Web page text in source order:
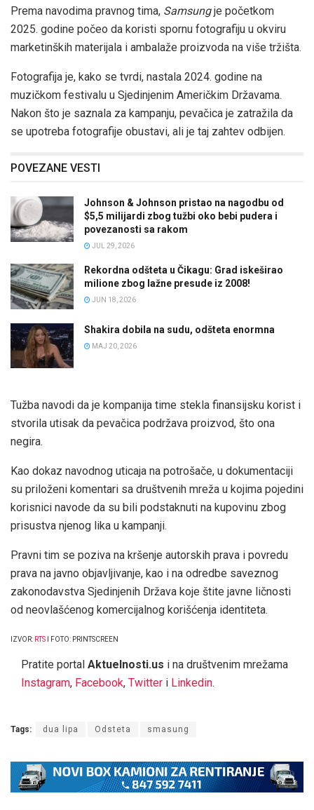
Prema navodima pravnog tima, Samsungje početkom
2025. godine počeo da koristi spornu fotografiju u okviru
marketinških materijala i ambalaže proizvoda na više tržišta.
Fotografija je, kako se tvrdi, nastala 2024. godine na
muzičkom festivalu u Sjedinjenim Američkim Državama.
Nakon što je saznala za kampanju, pevačica je zatražila da
se upotreba fotografije obustavi, ali je taj zahtev odbijen.
POVEZANE VESTI
Johnson & Johnson pristao na nagodbu od
$5,5 milijardi zbog tužbi oko bebi pudera i
povezanosti sa rakom
JUL 29, 2026
Rekordna odšteta u Čikagu: Grad iskeširao
milione zbog lažne presude iz 2008!
JUN 18, 2026
Shakira dobila na sudu, odšteta enormna
MAJ 20, 2026
Tužba navodi da je kompanija time stekla finansijsku korist i
stvorila utisak da pevačica podržava proizvod, što ona
negira.
Kao dokaz navodnog uticaja na potrošače, u dokumentaciji
su priloženi komentari sa društvenih mreža u kojima pojedini
korisnici navode da su bili podstaknuti na kupovinu zbog
prisustva njenog lika u kampanji.
Pravni tim se poziva na kršenje autorskih prava i povredu
prava na javno objavljivanje, kao i na odredbe saveznog
zakonodavstva Sjedinjenih Država koje štite javne ličnosti
od neovlašćenog komercijalnog korišćenja identiteta.
IZVOR: RTS I FOTO: PRINTSCREEN
Pratite portal Aktuelnosti.us i na društvenim mrežama
Instagram, Facebook, Twitter i Linkedin.
Tags: dua lipa Odsteta smasung